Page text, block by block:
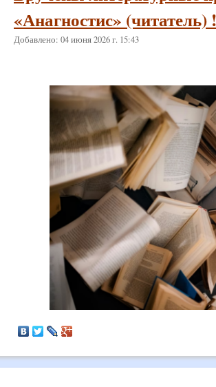
«Анагностис» (читатель)
Добавлено: 04 июня 2026 г. 15:43